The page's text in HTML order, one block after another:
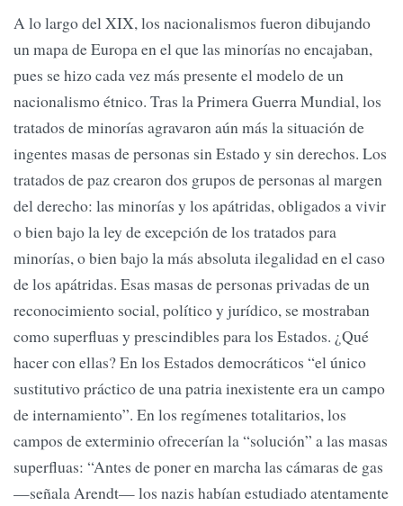
A lo largo del XIX, los nacionalismos fueron dibujando
un mapa de Europa en el que las minorías no encajaban,
pues se hizo cada vez más presente el modelo de un
nacionalismo étnico. Tras la Primera Guerra Mundial, los
tratados de minorías agravaron aún más la situación de
ingentes masas de personas sin Estado y sin derechos. Los
tratados de paz crearon dos grupos de personas al margen
del derecho: las minorías y los apátridas, obligados a vivir
o bien bajo la ley de excepción de los tratados para
minorías, o bien bajo la más absoluta ilegalidad en el caso
de los apátridas. Esas masas de personas privadas de un
reconocimiento social, político y jurídico, se mostraban
como superfluas y prescindibles para los Estados. ¿Qué
hacer con ellas? En los Estados democráticos “el único
sustitutivo práctico de una patria inexistente era un campo
de internamiento”. En los regímenes totalitarios, los
campos de exterminio ofrecerían la “solución” a las masas
superfluas: “Antes de poner en marcha las cámaras de gas
—señala Arendt— los nazis habían estudiado atentamente